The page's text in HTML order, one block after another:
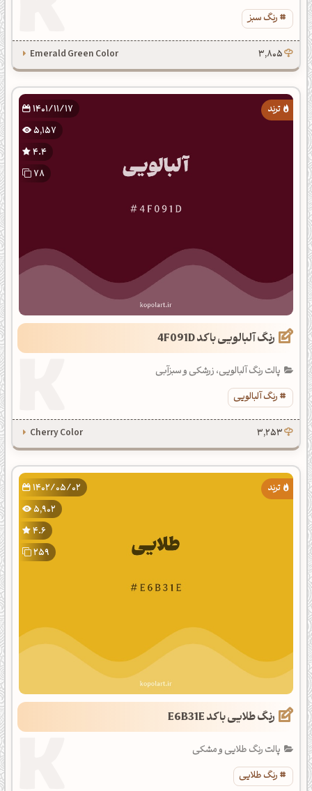
رنگ سبز
3,805
Emerald Green Color
1401/11/17
5,157
4.4
78
رنگ آلبالویی با کد 4F091D
پالت رنگ آلبالویی، زرشکی و سبزآبی
رنگ آلبالویی
3,253
Cherry Color
1402/05/02
5,902
4.6
259
رنگ طلایی با کد E6B31E
پالت رنگ طلایی و مشکی
رنگ طلایی